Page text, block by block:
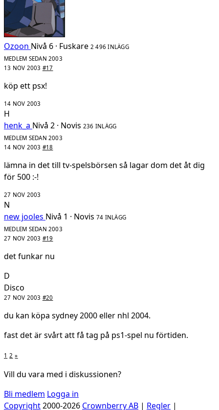
Ozoon Nivå 6 · Fuskare 2 496 INLÄGG
MEDLEM SEDAN 2003
13 NOV 2003 #17
köp ett psx!
14 NOV 2003
H
henk_a Nivå 2 · Novis 236 INLÄGG
MEDLEM SEDAN 2003
14 NOV 2003 #18
lämna in det till tv-spelsbörsen så lagar dom det åt dig
för 500 :-!
27 NOV 2003
N
new jooles Nivå 1 · Novis 74 INLÄGG
MEDLEM SEDAN 2003
27 NOV 2003 #19
det funkar nu
D
Disco
27 NOV 2003 #20
du kan köpa sydney 2000 eller nhl 2004.
fast det är svårt att få tag på ps1-spel nu förtiden.
1 2 »
Vill du vara med i diskussionen?
Bli medlem Logga in
Copyright2000-2026 Crownberry AB | Regler |